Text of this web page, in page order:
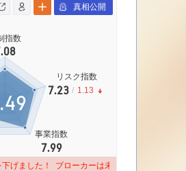
トメイキングライセンス（MM）取消済み
指数
事業指数
7.99
リスク指数
7.23 / 1.13
ました！ ブローカーは未解決の苦情が多すぎる
真相公開